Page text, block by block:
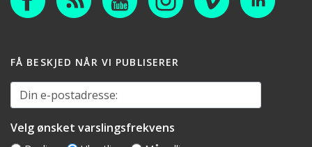
FÅ BESKJED NÅR VI PUBLISERER
Din e-postadresse:
Velg ønsket varslingsfrekvens